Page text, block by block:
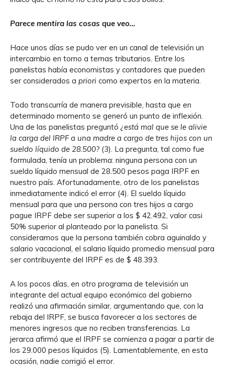
Parece mentira las cosas que veo…
Hace unos días se pudo ver en un canal de televisión un
intercambio en torno a temas tributarios. Entre los
panelistas había economistas y contadores que pueden
ser considerados a priori como expertos en la materia.
Todo transcurría de manera previsible, hasta que en
determinado momento se generó un punto de inflexión.
Una de las panelistas preguntó ¿está mal que se le alivie
la carga del IRPF a una madre a cargo de tres hijos con un
sueldo líquido de 28.500? (3). La pregunta, tal como fue
formulada, tenía un problema: ninguna persona con un
sueldo líquido mensual de 28.500 pesos paga IRPF en
nuestro país. Afortunadamente, otro de los panelistas
inmediatamente indicó el error (4). El sueldo líquido
mensual para que una persona con tres hijos a cargo
pague IRPF debe ser superior a los $ 42.492, valor casi
50% superior al planteado por la panelista. Si
consideramos que la persona también cobra aguinaldo y
salario vacacional, el salario líquido promedio mensual para
ser contribuyente del IRPF es de $ 48.393.
A los pocos días, en otro programa de televisión un
integrante del actual equipo económico del gobierno
realizó una afirmación similar, argumentando que, con la
rebaja del IRPF, se busca favorecer a los sectores de
menores ingresos que no reciben transferencias. La
jerarca afirmó que el IRPF se comienza a pagar a partir de
los 29.000 pesos líquidos (5). Lamentablemente, en esta
ocasión, nadie corrigió el error.